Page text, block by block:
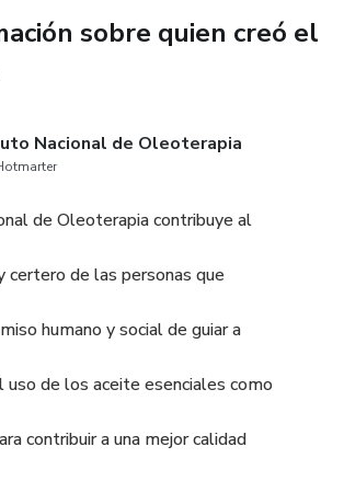
sobre quien creó el
Nacional de Oleoterapia
de Oleoterapia contribuye al
certero de las personas que
humano y social de guiar a
uso de los aceite esenciales como
contribuir a una mejor calidad